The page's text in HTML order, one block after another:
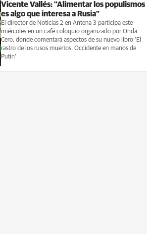
Vicente Vallés: "Alimentar los populismos
es algo que interesa a Rusia"
El director de Noticias 2 en Antena 3 participa este
miércoles en un café coloquio organizado por Onda
Cero, donde comentará aspectos de su nuevo libro ‘El
rastro de los rusos muertos. Occidente en manos de
Putin’